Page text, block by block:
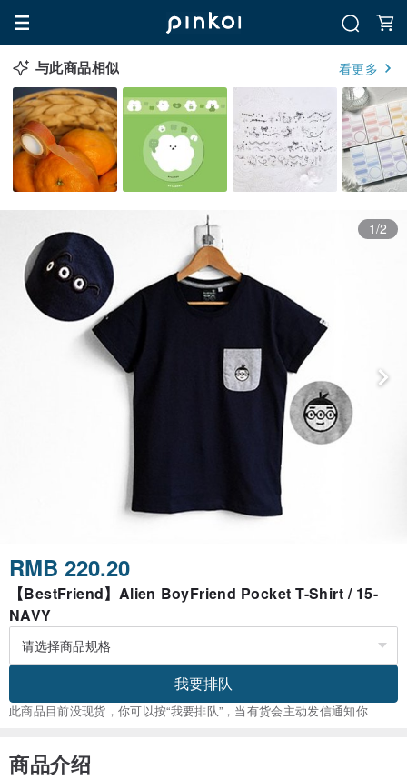
与此商品相似 看更多
1/2
RMB 220.20
【BestFriend】Alien BoyFriend Pocket T-Shirt / 15-
NAVY
我要排队
此商品目前没现货，你可以按“我要排队”，当有货会主动发信通知你
商品介绍